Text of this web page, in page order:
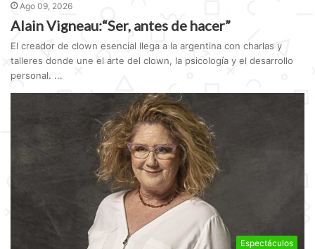
Ago 09, 2026
Alain Vigneau:“Ser, antes de hacer”
El creador de clown esencial llega a la argentina con charlas y
talleres donde une el arte del clown, la psicología y el desarrollo
personal. ...
Espectáculos